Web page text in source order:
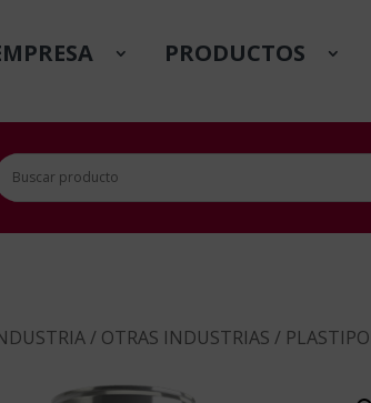
PRODUCTOS
/ OTRAS INDUSTRIAS /